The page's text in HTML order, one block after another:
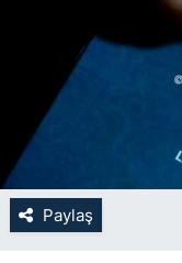
Paylaş
SARIYER
SARIYER
SİYASET